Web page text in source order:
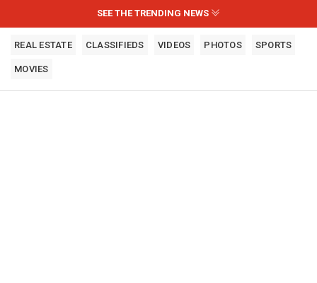
SEE THE TRENDING NEWS
REAL ESTATE CLASSIFIEDS VIDEOS PHOTOS SPORTS
MOVIES